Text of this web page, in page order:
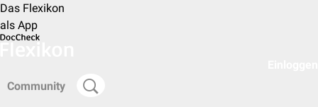
Das Flexikon
als App
Community